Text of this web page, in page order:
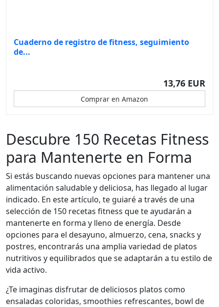
Cuaderno de registro de fitness, seguimiento
de...
13,76 EUR
Comprar en Amazon
Descubre 150 Recetas Fitness
para Mantenerte en Forma
Si estás buscando nuevas opciones para mantener una
alimentación saludable y deliciosa, has llegado al lugar
indicado. En este artículo, te guiaré a través de una
selección de 150 recetas fitness que te ayudarán a
mantenerte en forma y lleno de energía. Desde
opciones para el desayuno, almuerzo, cena, snacks y
postres, encontrarás una amplia variedad de platos
nutritivos y equilibrados que se adaptarán a tu estilo de
vida activo.
¿Te imaginas disfrutar de deliciosos platos como
ensaladas coloridas, smoothies refrescantes, bowl de